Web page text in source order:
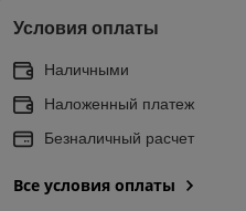
Условия оплаты
Наличными
Наложенный платеж
Безналичный расчет
Все условия оплаты